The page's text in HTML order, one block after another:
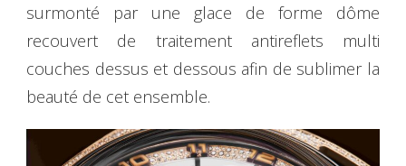
surmonté par une glace de forme dôme
recouvert de traitement antireflets multi
couches dessus et dessous afin de sublimer la
beauté de cet ensemble.